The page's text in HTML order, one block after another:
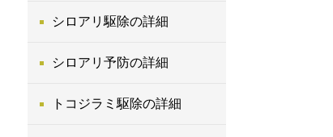
シロアリ駆除の詳細
シロアリ予防の詳細
トコジラミ駆除の詳細